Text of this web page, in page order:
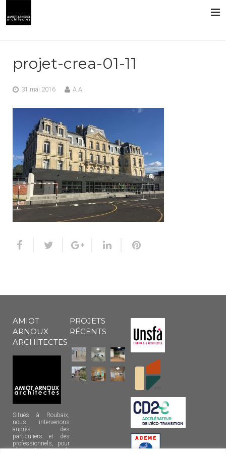
PRESTATIONS
CONTACT
projet-crea-01-11
31 mai 2016 A A
AMIOT
ARNOUX
ARCHITECTES
Situés à Roubaix,
nous intervenons
auprès des
particuliers et des
professionnels, pour
réaliser tout type de
PROJETS
RÉCENTS